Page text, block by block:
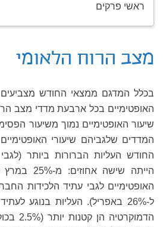
ראשי פרקים
מצב הרוח הלאומי
בכלל המדגם ממצאי החודש מצביעים
האופטימיים בכל ארבעת מדדי מצב
שיעור האופטימיים נמוך משיעור
המדדים שלגביהם שיעורי
החודש העליות הברורות ביותר
ל-26% באפריל). העליות בנוגע